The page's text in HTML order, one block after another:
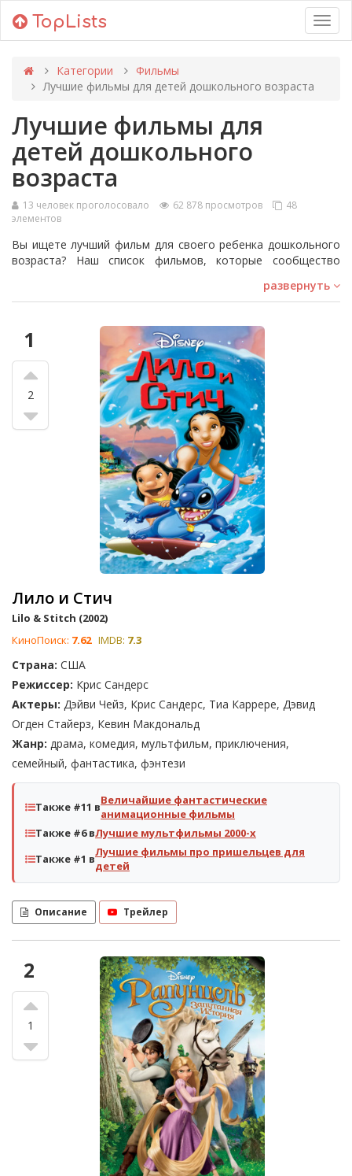
TopLists
Категории
Фильмы
Лучшие фильмы для детей дошкольного возраста
Лучшие фильмы для
детей дошкольного
возраста
13 человек проголосовало 62 878 просмотров
48
элементов
Вы ищете лучший фильм для своего ребенка дошкольного
возраста? Наш список фильмов, которые сообщество
вам с выбором. Фильмы для дошкольников являются
простыми, яркими и веселыми, с узнаваемыми персонажами
и запоминающимися песнями.
Среди представленных фильмов вы найдете такие шедевры
мирового кинематографа, как 'История игрушек', 'Мэри
Поппинс', 'Красавица и чудовище', 'В поисках Немо', 'Многие
приключения Винни-Пуха', 'Холодное сердце', 'Король Лев' и
'Волшебник страны Оз'. Проголосуйте за фильм, который
больше всего нравится вашему ребенку, или добавьте
фильм, который, по вашему мнению, заслуживает быть в
развернуть
1
2
Лило и Стич
Lilo & Stitch (2002)
КиноПоиск: 7.62 IMDB: 7.3
Страна: США
Режиссер: Крис Сандерс
Актеры: Дэйви Чейз, Крис Сандерс, Тиа Каррере, Дэвид
Огден Стайерз, Кевин Макдональд
Жанр: драма, комедия, мультфильм, приключения,
семейный, фантастика, фэнтези
Также #11 вВеличайшие фантастические
анимационные фильмы
Также #6 вЛучшие мультфильмы 2000-х
Также #1 вЛучшие фильмы про пришельцев для
детей
Описание Трейлер
2
1